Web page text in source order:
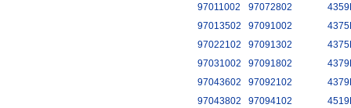
97011002
97072802
97013502
97091002
97022102
97091302
97031002
97091802
97043602
97092102
97043802
97094102